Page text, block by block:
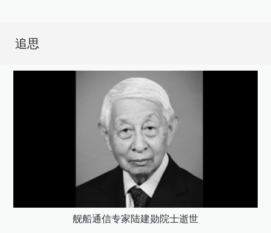
追思
舰船通信专家陆建勋院士逝世